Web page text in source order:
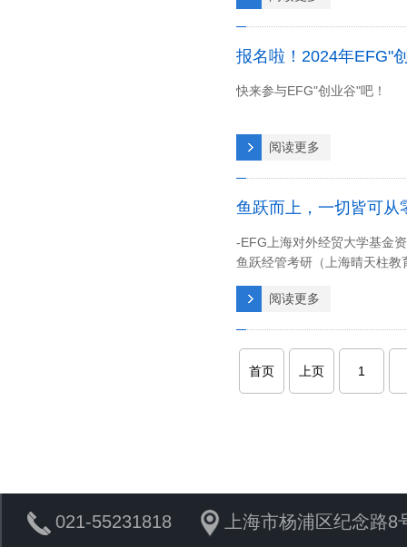
报名啦！2024年EFG"
快来参与EFG"创业谷"吧！
阅读更多
鱼跃而上，一切皆可从
-EFG上海对外经贸大学基金
鱼跃经管考研（上海晴天柱教
阅读更多
首页 上页 1
021-55231818 上海市杨浦区纪念路